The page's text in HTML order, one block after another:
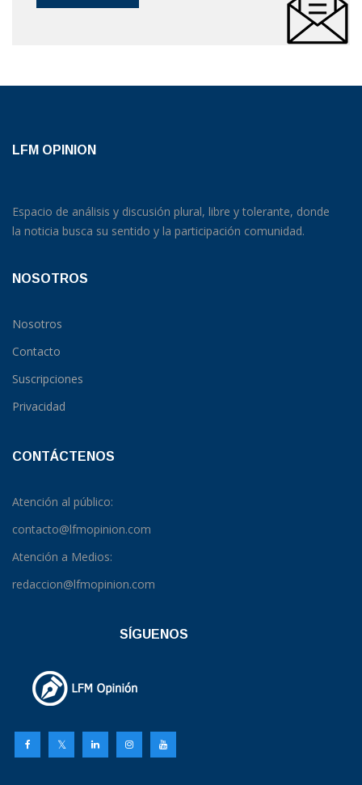
LFM OPINION
Espacio de análisis y discusión plural, libre y tolerante, donde
la noticia busca su sentido y la participación comunidad.
NOSOTROS
Nosotros
Contacto
Suscripciones
Privacidad
CONTÁCTENOS
Atención al público:
contacto@lfmopinion.com
Atención a Medios:
redaccion@lfmopinion.com
SÍGUENOS